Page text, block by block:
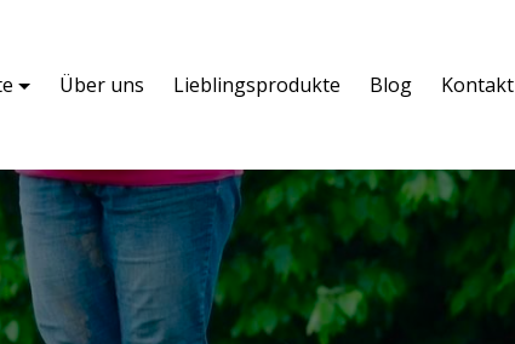
Über uns Lieblingsprodukte Blog Kontakt